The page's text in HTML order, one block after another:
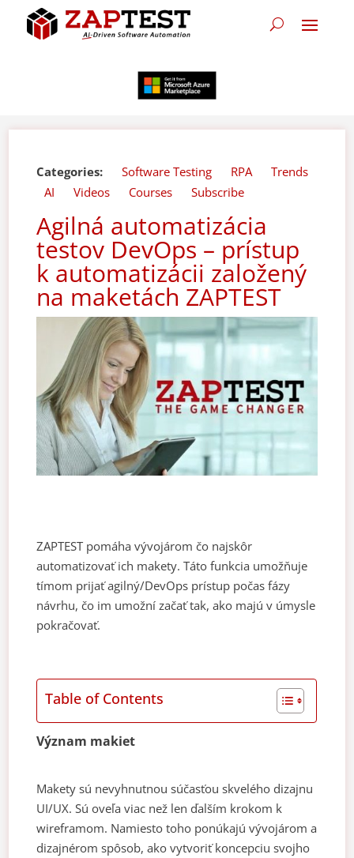
Categories: Software Testing RPA
Trends
AI
Videos Courses Subscribe
Agilná automatizácia
testov DevOps – prístup
k automatizácii založený
na maketách ZAPTEST
ZAPTEST pomáha vývojárom čo najskôr
automatizovať ich makety. Táto funkcia umožňuje
tímom prijať agilný/DevOps prístup počasfázy
návrhu, čo im umožní začať tak, ako majú v úmysle
pokračovať.
Table of Contents
Význam makiet
Makety sú nevyhnutnou súčasťou skvelého dizajnu
UI/UX. Sú oveľa viac než len ďalším krokom k
wireframom. Namiesto toho ponúkajú vývojárom a
dizajnérom spôsob, ako vytvoriť koncepciu svojho